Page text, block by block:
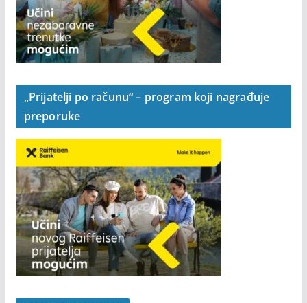
„Prijatelji po računu“ – program koji nagrađuje
preporuke